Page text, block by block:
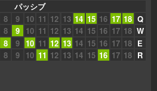
パッシブ
8 9 10 11 12 13 14 15 16 17 18 Q
8 9 10 11 12 13 14 15 16 17 18 W
8 9 10 11 12 13 14 15 16 17 18 E
8 9 10 11 12 13 14 15 16 17 18 R